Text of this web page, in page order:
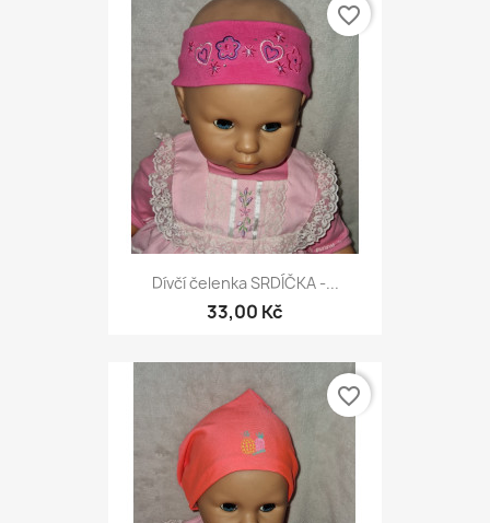
Dívčí čelenka SRDÍČKA -...
33,00 Kč
favorite_border
favorite_border